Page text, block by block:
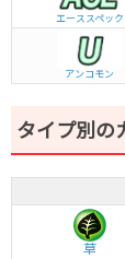
エーススペック
アンコモン
タイプ別の
草